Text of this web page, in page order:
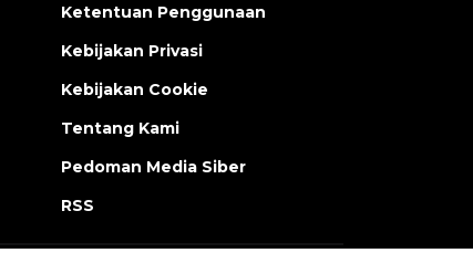
Ketentuan Penggunaan
Kebijakan Privasi
Kebijakan Cookie
Tentang Kami
Pedoman Media Siber
RSS